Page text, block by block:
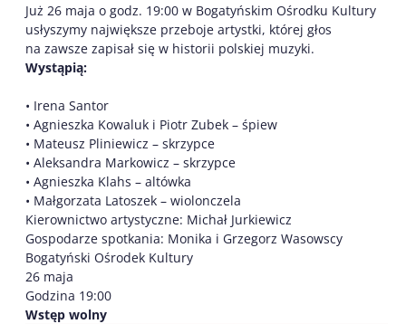
Już 26 maja o godz. 19:00 w Bogatyńskim Ośrodku Kultury
usłyszymy największe przeboje artystki, której głos
na zawsze zapisał się w historii polskiej muzyki.
Wystąpią:
• Irena Santor
• Agnieszka Kowaluk i Piotr Zubek – śpiew
• Mateusz Pliniewicz – skrzypce
• Aleksandra Markowicz – skrzypce
• Agnieszka Klahs – altówka
• Małgorzata Latoszek – wiolonczela
Kierownictwo artystyczne: Michał Jurkiewicz
Gospodarze spotkania: Monika i Grzegorz Wasowscy
Bogatyński Ośrodek Kultury
26 maja
Godzina 19:00
Wstęp wolny